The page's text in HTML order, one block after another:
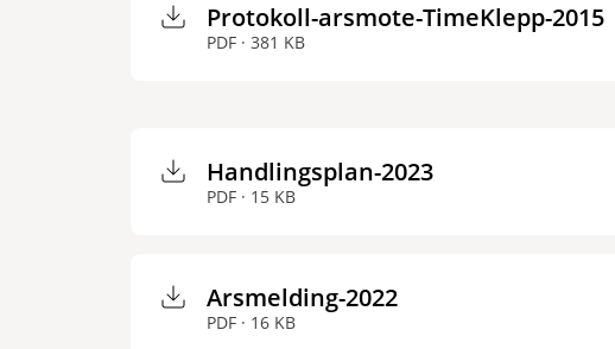
Protokoll-arsmote-TimeKlepp-2015
PDF · 381 KB
Handlingsplan-2023
PDF · 15 KB
Arsmelding-2022
PDF · 16 KB